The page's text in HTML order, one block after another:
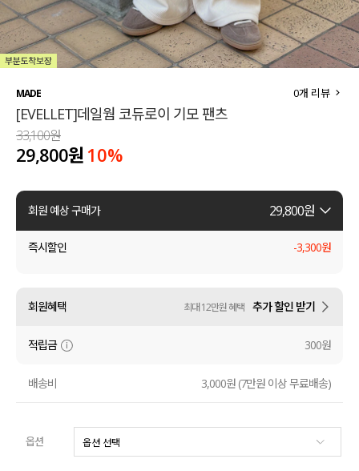
살안타템
110사이즈
티셔츠
팬츠
셔츠
원피스
수영복
아우터
코디템
팬츠
스커트
언더웨어
MADE
[EVELLET]데일웜 코듀로이 기모 팬츠
0개 리뷰
33,100원
29,800원 10%
회원 예상 구매가 29,800원
즉시할인 -3,300원
회원혜택 최대 12만원 혜택 추가 할인 받기
적립금 300원
배송비 3,000원 (7만원 이상 무료배송)
옵션